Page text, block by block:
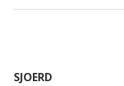
SJOERD